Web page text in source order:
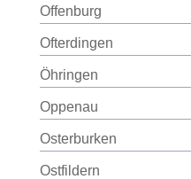
Offenburg
Ofterdingen
Öhringen
Oppenau
Osterburken
Ostfildern